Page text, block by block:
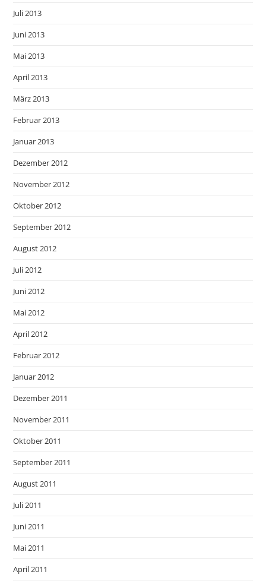
Juli 2013
Juni 2013
Mai 2013
April 2013
März 2013
Februar 2013
Januar 2013
Dezember 2012
November 2012
Oktober 2012
September 2012
August 2012
Juli 2012
Juni 2012
Mai 2012
April 2012
Februar 2012
Januar 2012
Dezember 2011
November 2011
Oktober 2011
September 2011
August 2011
Juli 2011
Juni 2011
Mai 2011
April 2011